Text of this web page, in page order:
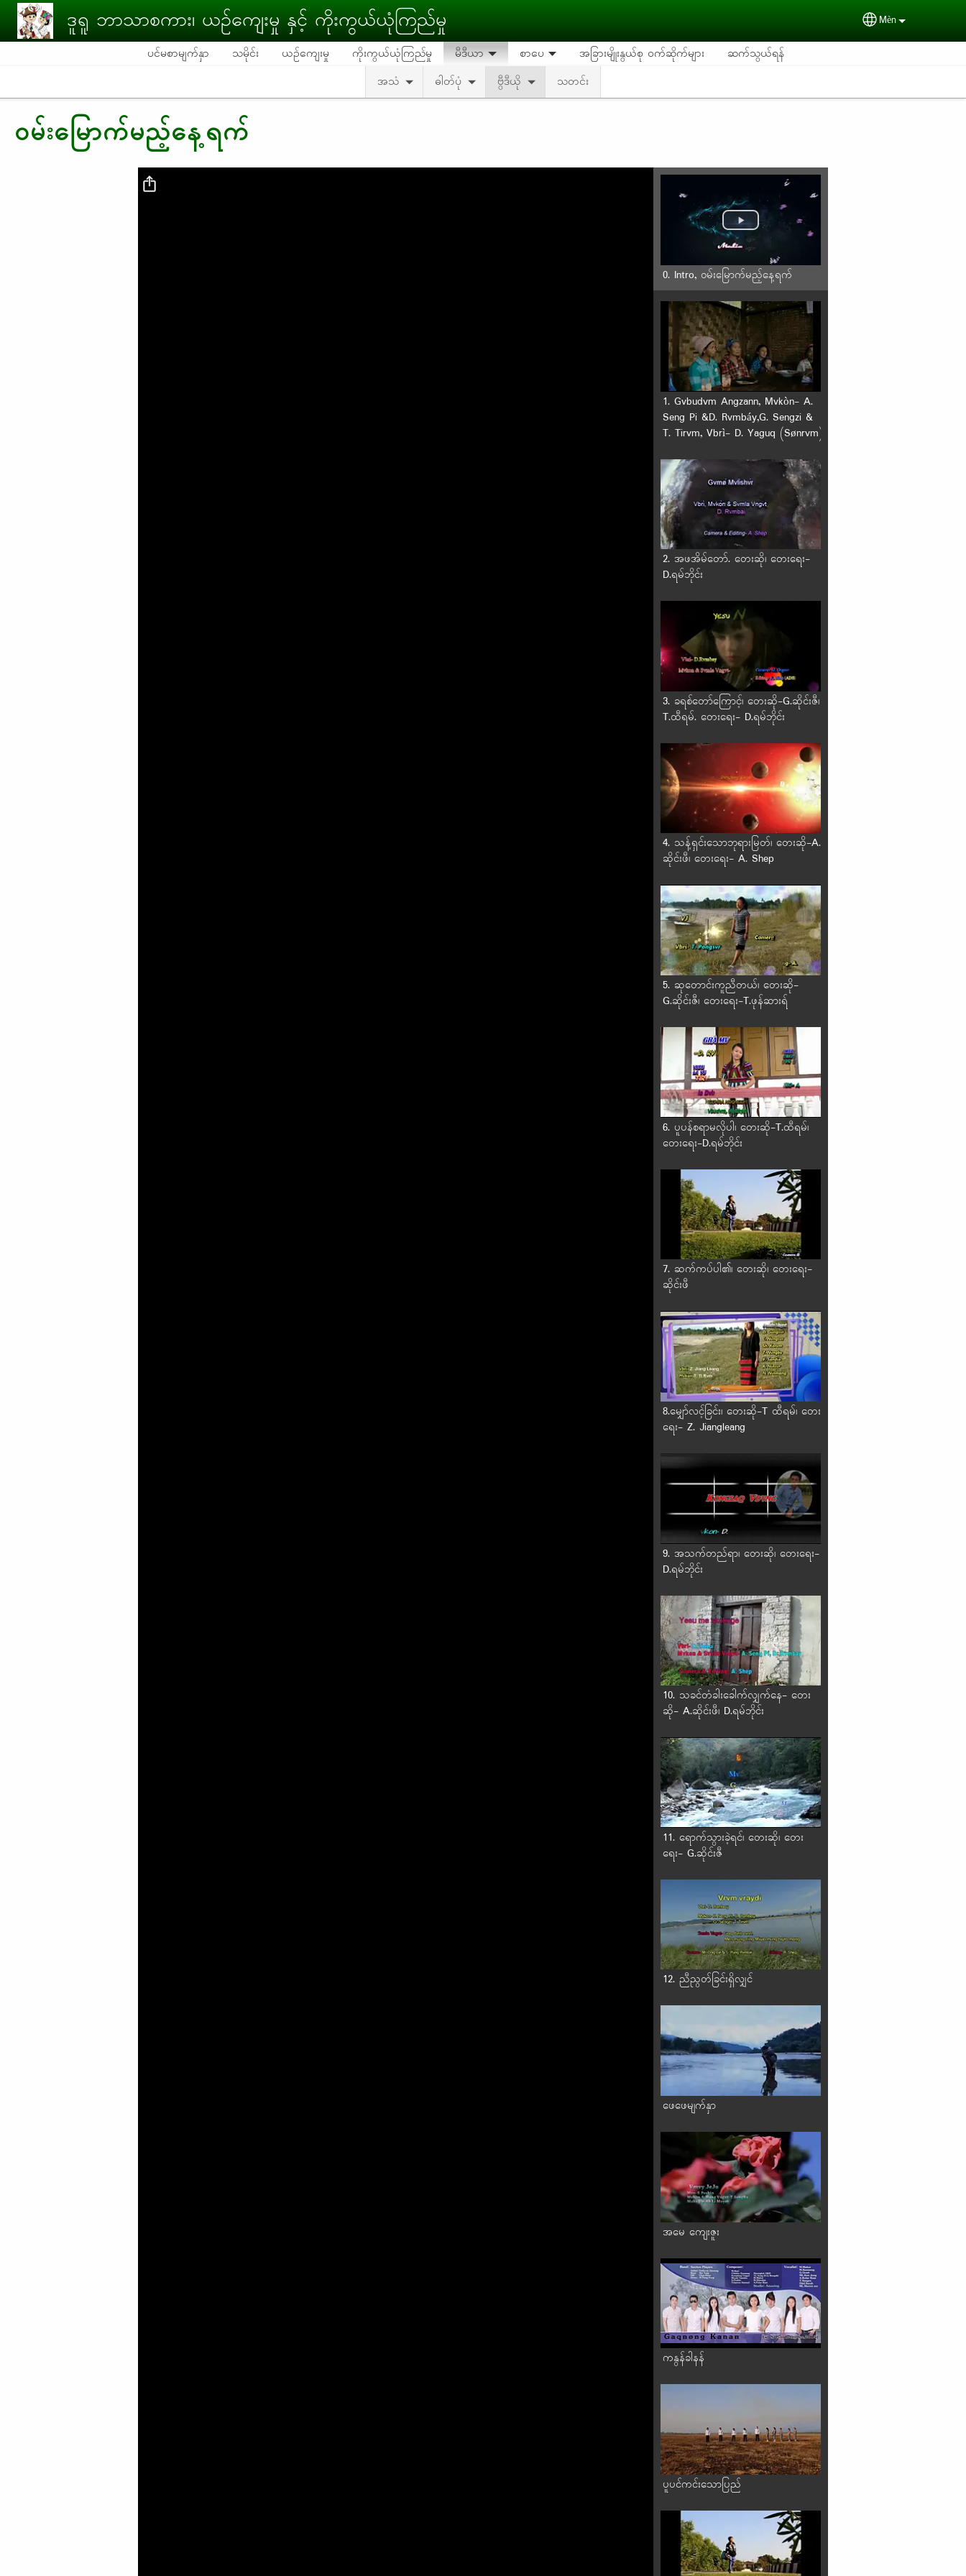
Skip to main contentဒူရူ ဘာသာစကား၊ ယဉ်ကျေးမှု နှင့် ကိုးကွယ်ယုံကြည်မှု Select your
Mèn
ပင်မစာမျက်နှာ သမိုင်း ယဉ်ကျေးမှု ကိုးကွယ်ယုံကြည်မှု
မီဒီယာ
အသံ
ဓါတ်ပုံ ဗွီဒီယို သတင်း
စာပေ အခြားမျိုးနွယ်စု ဝက်ဆိုက်များ ဆက်သွယ်ရန်
ဝမ်းမြောက်မည့်နေ့ရက်
0. Intro, ဝမ်းမြောက်မည့်နေ့ရက်
1. Gvbudvm Angzann, Mvkòn- A.
Seng Pi &D. Rvmbáy,G. Sengzi &
T. Tirvm, Vbrì- D. Yaguq (Sønrvm)
2. အဖအိမ်တော်. တေးဆို၊ တေးရေး-
D.ရမ်ဘိုင်း
3. ခရစ်တော်ကြောင့်၊ တေးဆို-G.ဆိုင်းဇီ၊
T.ထီရမ်. တေးရေး- D.ရမ်ဘိုင်း
4. သန့်ရှင်းသောဘုရားမြတ်၊ တေးဆို-A.
ဆိုင်းဖီ၊ တေးရေး- A. Shep
5. ဆုတောင်းကူညီတယ်၊ တေးဆို-
G.ဆိုင်းဇီ၊ တေးရေး-T.ဖုန်ဆားရ်
6. ပူပန်စရာမလိုပါ၊ တေးဆို-T.ထီရမ်၊
တေးရေး-D.ရမ်ဘိုင်း
7. ဆက်ကပ်ပါ၏၊ တေးဆို၊ တေးရေး-
ဆိုင်းဖီ
8.မျှော်လင့်ခြင်း၊ တေးဆို-T ထီရမ်၊ တေး
ရေး- Z. Jiangleang
9. အသက်တည်ရာ၊ တေးဆို၊ တေးရေး-
D.ရမ်ဘိုင်း
10. သခင်တံခါးခေါက်လျှက်နေ- တေး
ဆို- A.ဆိုင်းဖီ၊ D.ရမ်ဘိုင်း
11. ရောက်သွားခဲ့ရင်၊ တေးဆို၊ တေး
ရေး- G.ဆိုင်းဇီ
12. ညီညွတ်ခြင်းရှိလျှင်
ဖေဖေမျက်နှာ
အမေ ကျေးဇူး
ကနွန်ခါနန်
ပူပင်ကင်းသောပြည်